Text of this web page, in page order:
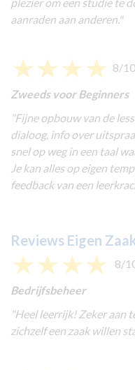
aanraden aan anderen."
8/10
Zweeds voor Beginners
"Fijne opbouw van de
dialoog, info over
snel op weg in een taal
Je kan alles op eigen
feedback van een
Reviews Eigen
8/
Bedrijfsbeheer
"Heel leerrijk! Zeker aan
zichzelf een zaak willen